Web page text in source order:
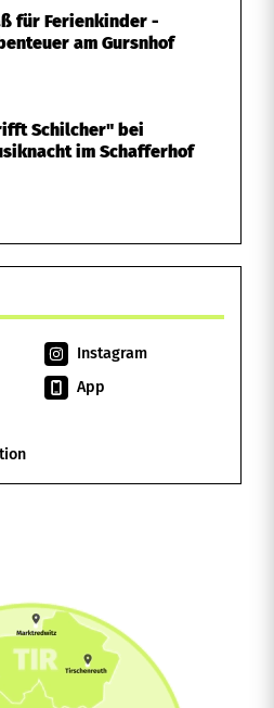
für Ferienkinder -
am Gursnhof
Schilcher" bei
im Schafferhof
Instagram
App